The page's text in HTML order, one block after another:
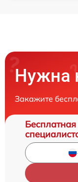
Нужна
Закажите